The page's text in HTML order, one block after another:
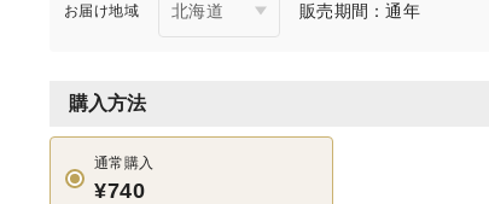
お届け地域 販売期間：通年
購入方法
通常購入
¥740